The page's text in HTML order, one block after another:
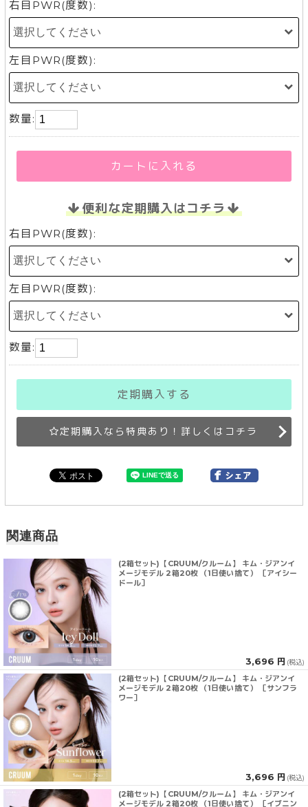
右目PWR(度数):
左目PWR(度数):
数量:
カートに入れる
便利な定期購入はコチラ
右目PWR(度数):
左目PWR(度数):
数量:
定期購入する
定期購入なら特典あり！詳しくはコチラ
関連商品
(2箱セット)【CRUUM/クルーム】 キム・ジアンイ
メージモデル 2箱20枚 （1日使い捨て） ［アイシー
ドール］
3,696 円 (税込)
(2箱セット)【CRUUM/クルーム】 キム・ジアンイ
メージモデル 2箱20枚 （1日使い捨て） ［サンフラ
ワー］
3,696 円 (税込)
(2箱セット)【CRUUM/クルーム】 キム・ジアンイ
メージモデル 2箱20枚 （1日使い捨て） ［イブニン